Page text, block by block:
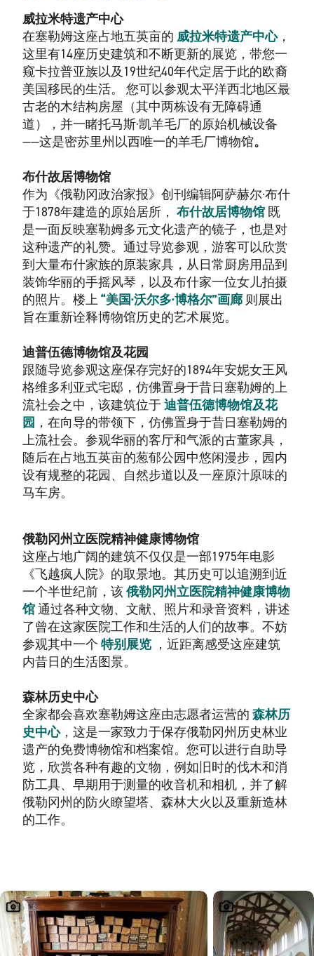
威拉米特遗产中心
在塞勒姆这座占地五英亩的 威拉米特遗产中心，
这里有14座历史建筑和不断更新的展览，带您一
窥卡拉普亚族以及19世纪40年代定居于此的欧裔
美国移民的生活。 您可以参观太平洋西北地区最
古老的木结构房屋（其中两栋设有无障碍通
道），并一睹托马斯·凯羊毛厂的原始机械设备
——这是密苏里州以西唯一的羊毛厂博物馆。
布什故居博物馆
作为《俄勒冈政治家报》创刊编辑阿萨赫尔·布什
于1878年建造的原始居所， 布什故居博物馆 既
是一面反映塞勒姆多元文化遗产的镜子，也是对
这种遗产的礼赞。通过导览参观，游客可以欣赏
到大量布什家族的原装家具，从日常厨房用品到
装饰华丽的手摇风琴，以及布什家一位女儿拍摄
的照片。楼上“美国·沃尔多·博格尔”画廊则展出
旨在重新诠释博物馆历史的艺术展览。
迪普伍德博物馆及花园
跟随导览参观这座保存完好的1894年安妮女王风
格维多利亚式宅邸，仿佛置身于昔日塞勒姆的上
流社会之中，该建筑位于迪普伍德博物馆及花
园 ，在向导的带领下，仿佛置身于昔日塞勒姆的
上流社会。参观华丽的客厅和气派的古董家具，
随后在占地五英亩的葱郁公园中悠闲漫步，园内
设有规整的花园、自然步道以及一座原汁原味的
马车房。
俄勒冈州立医院精神健康博物馆
这座占地广阔的建筑不仅仅是一部1975年电影
《飞越疯人院》的取景地。其历史可以追溯到近
一个半世纪前，该俄勒冈州立医院精神健康博物
馆通过各种文物、文献、照片和录音资料，讲述
了曾在这家医院工作和生活的人们的故事。不妨
参观其中一个 特别展览 ，近距离感受这座建筑
内昔日的生活图景。
森林历史中心
全家都会喜欢塞勒姆这座由志愿者运营的 森林历
史中心，这是一家致力于保存俄勒冈州历史林业
遗产的免费博物馆和档案馆。您可以进行自助导
览，欣赏各种有趣的文物，例如旧时的伐木和消
防工具、早期用于测量的收音机和相机，并了解
俄勒冈州的防火瞭望塔、森林大火以及重新造林
的工作。